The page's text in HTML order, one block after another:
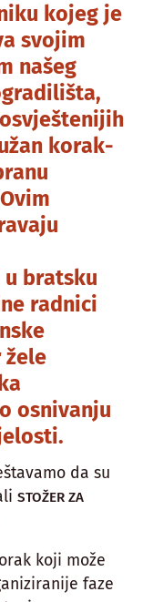
kojeg je
svojim
našeg
korak-
bratsku
radnici
žele
osnivanju
da su
STOŽER ZA
koji može
faze